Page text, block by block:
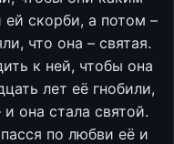
скорби, а потом –
что она – святая.
к ней, чтобы она
лет её гнобили,
она стала святой.
по любви её и